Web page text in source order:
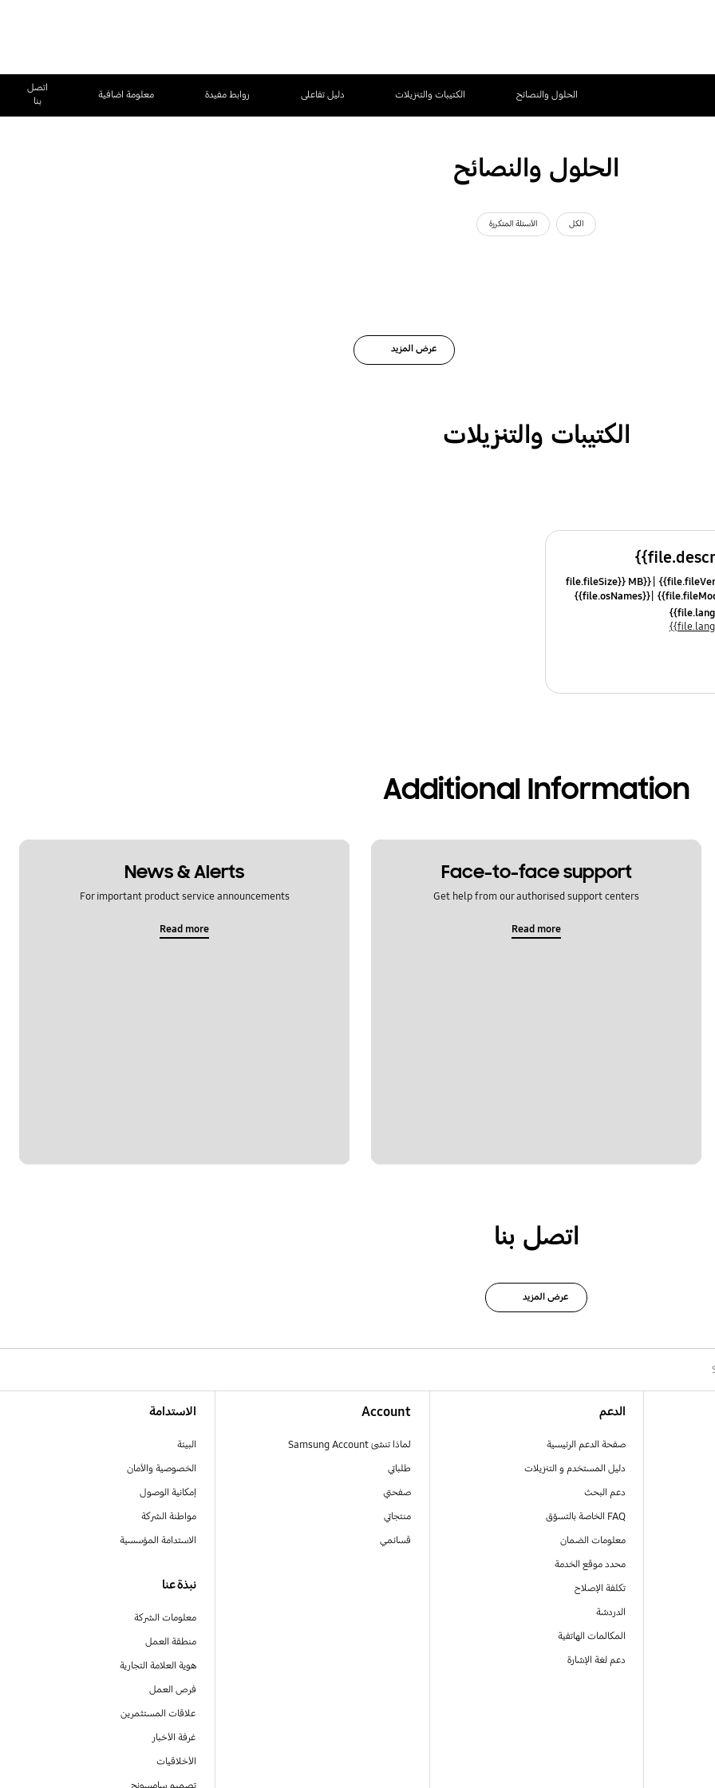
الحلول والنصائح الكتيبات والتنزيلات دليل تفاعلى روابط مفيدة معلومة اضافية
اتصل
بنا
الحلول والنصائح
الكل الأسئلة المتكررة
عرض المزيد
الكتيبات والتنزيلات
{{file.fileSize}} MB
{{file.osNames}}
Additional Information
Face-to-face support
Get help from our authorised support centers
Read more
News & Alerts
For important product service announcements
Read more
اتصل بنا
عرض المزيد
الدعم
صفحة الدعم الرئيسية
دليل المستخدم و التنزيلات
دعم البحث
FAQ الخاصة بالتسوّق
معلومات الضمان
محدد موقع الخدمة
تكلفة الإصلاح
الدردشة
المكالمات الهاتفية
دعم لغة الإشارة
Account
لماذا تنشئ Samsung Account
طلباتي
صفحتي
منتجاتي
قسائمي
الاستدامة
البيئة
الخصوصية والأمان
إمكانية الوصول
مواطنة الشركة
الاستدامة المؤسسية
نبذة عنا
معلومات الشركة
منطقة العمل
هوية العلامة التجارية
فرص العمل
علاقات المستثمرين
غرفة الأخبار
الأخلاقيات